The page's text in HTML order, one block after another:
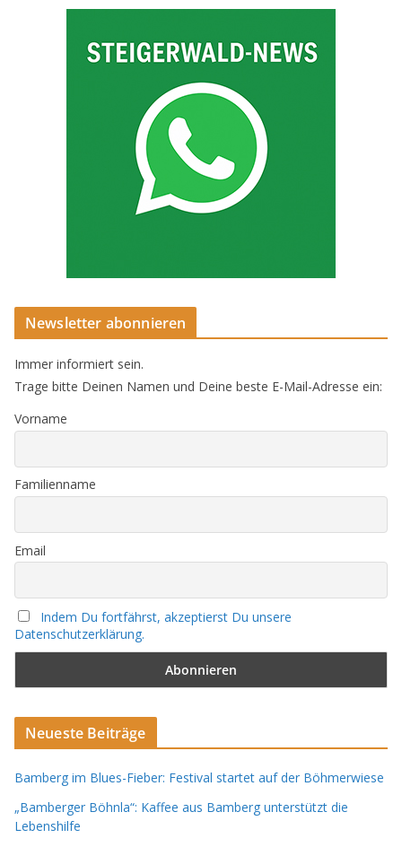
Newsletter abonnieren
Immer informiert sein.
Trage bitte Deinen Namen und Deine beste E-Mail-Adresse ein:
Vorname
Familienname
Email
Indem Du fortfährst, akzeptierst Du unsere
Datenschutzerklärung.
Neueste Beiträge
Bamberg im Blues-Fieber: Festival startet auf der Böhmerwiese
„Bamberger Böhnla“: Kaffee aus Bamberg unterstützt die
Lebenshilfe